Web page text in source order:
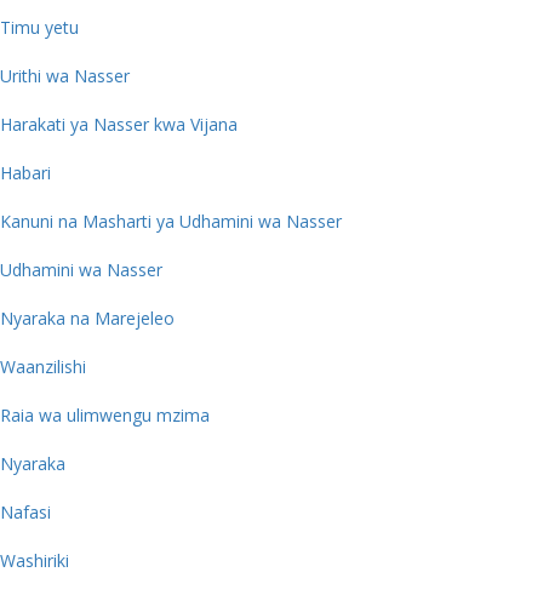
Timu yetu
Urithi wa Nasser
Harakati ya Nasser kwa Vijana
Habari
Kanuni na Masharti ya Udhamini wa Nasser
Udhamini wa Nasser
Nyaraka na Marejeleo
Waanzilishi
Raia wa ulimwengu mzima
Nyaraka
Nafasi
Washiriki